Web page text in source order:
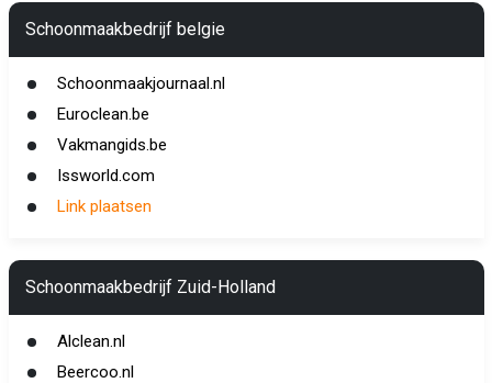
Schoonmaakbedrijf belgie
Schoonmaakjournaal.nl
Euroclean.be
Vakmangids.be
Issworld.com
Link plaatsen
Schoonmaakbedrijf Zuid-Holland
Alclean.nl
Beercoo.nl